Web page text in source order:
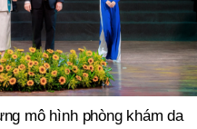
mô hình phòng khám da